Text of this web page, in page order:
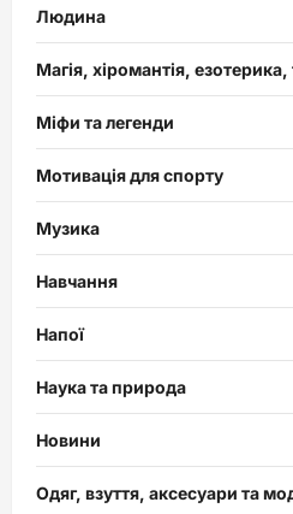
Людина
Магія, хіромантія,
Міфи та легенди
Мотивація для спорту
Музика
Навчання
Напої
Наука та природа
Новини
Одяг, взуття, аксесуари та